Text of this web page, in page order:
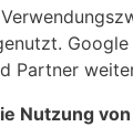
Partner
Nutzung